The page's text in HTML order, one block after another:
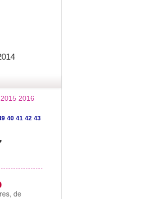
2015 2016
40 41 42 43
de